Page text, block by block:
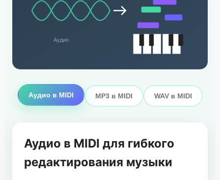
Аудио
Аудио в MIDI MP3 в MIDI WAV в MIDI
Аудио в MIDI для гибкого
редактирования музыки